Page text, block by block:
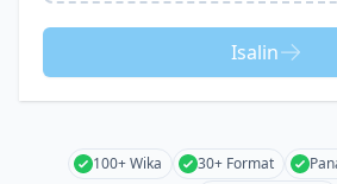
Isalin
100+ Wika 30+ Format